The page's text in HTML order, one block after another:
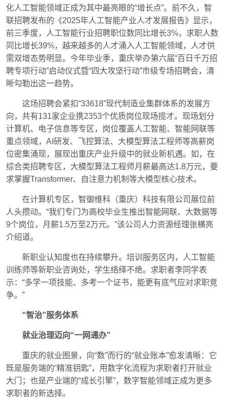
化人工智能领域正成为其中最亮眼的“增长点”。前不久，智
联招聘发布的《2025年人工智能产业人才发展报告》显示，
前三季度，人工智能行业招聘职位数同比增长3%，求职人数
同比增长39%，越来越多的人才涌入人工智能领域，人才供
需双增态势明显。今年毕业季，重庆举办第六届“百日千万招
聘专项行动”启动仪式暨“四大攻坚行动”市级专场招聘会，清
晰勾勒出这一趋势。
这场招聘会紧扣“33618”现代制造业集群体系的发展方
向，共有131家企业携2353个优质岗位现场揽才。现场划分
计算机、电子信息等专区，岗位覆盖人工智能、智能网联等
重点领域，AI研发、飞控算法、大模型算法工程师等高薪岗
位密集涌现，展现出重庆产业升级中的就业新机遇。如，在
综合类招聘专区，大模型算法工程师月薪最高达1.8万元，要
求掌握Transformer、自注意力机制等大模型核心技术。
在计算机专区，智御维科（重庆）科技有限公司展位前
人头攒动。“我们专门为高校毕业生推出智能网联、大数据等
9个岗位，月薪1.5万至2万元。”该公司人力资源经理张横亮
介绍道。
新职业认知度也在持续攀升。培训服务区内，人工智能
训练师等新职业咨询处，学生络绎不绝。求职者李同学表
示：“多学一项技能、多考一个证书，能更有底气应对求职竞
争。”
“智治”服务体系
就业治理迈向“一网通办”
重庆的就业图景，向“数”而行的“就业账本”愈发清晰：它
既是服务端的“精准钥匙”，用数字化流程为求职者打开就业
大门；也是产业端的“成长引擎”，数字智能领域正成为更多
求职者的新选择。